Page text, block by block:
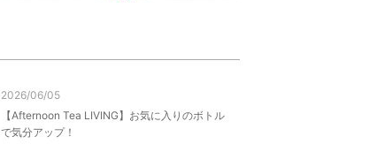
2026/06/05
【Afternoon Tea LIVING】お気に入りのボトル
で気分アップ！